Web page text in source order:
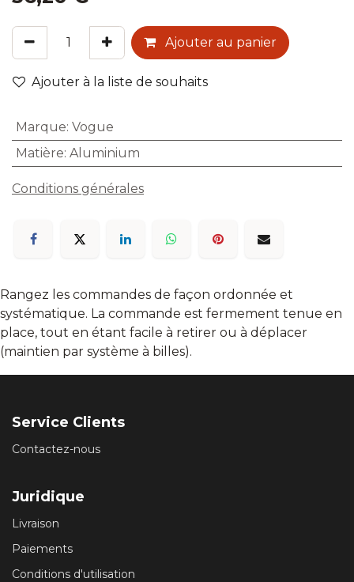
Ajouter au panier
Ajouter à la liste de souhaits
Marque: Vogue
Matière: Aluminium
Conditions générales
Rangez les commandes de façon ordonnée et
systématique. La commande est fermement tenue en
place, tout en étant facile à retirer ou à déplacer
(maintien par système à billes).
Service Clients
Contactez-nous
Juridique
Livraison
Paiements
Conditions d'utilisation